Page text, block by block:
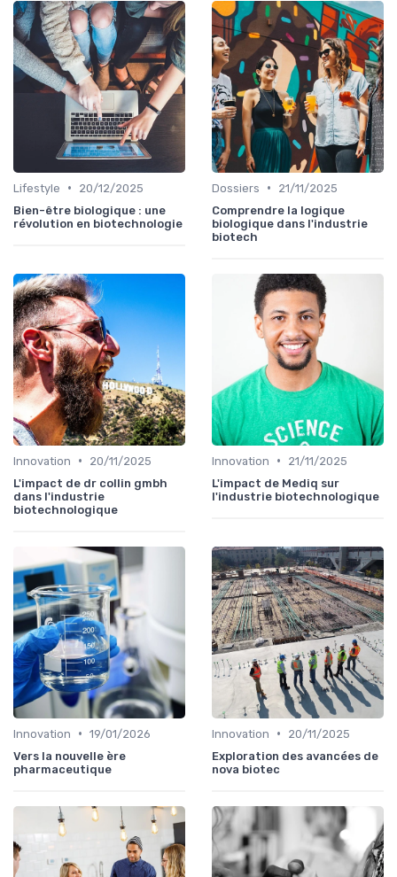
Lifestyle •
20/12/2025
Bien-être biologique : une
révolution en biotechnologie
Dossiers •
21/11/2025
Comprendre la logique
biologique dans l'industrie
biotech
Innovation •
20/11/2025
L'impact de dr collin gmbh
dans l'industrie
biotechnologique
Innovation •
21/11/2025
L'impact de Mediq sur
l'industrie biotechnologique
Innovation • 19/01/2026
Vers la nouvelle ère
pharmaceutique
Innovation •
20/11/2025
Exploration des avancées de
nova biotec